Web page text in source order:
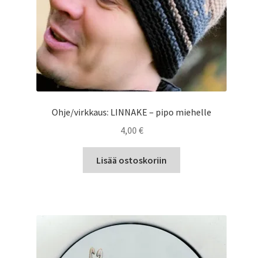
Ohje/virkkaus: LINNAKE – pipo miehelle
4,00 €
Lisää ostoskoriin